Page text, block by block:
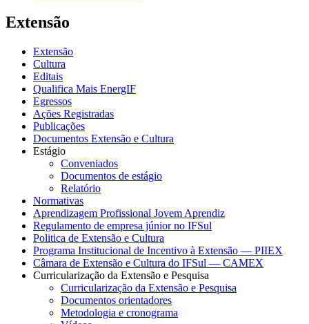
Extensão
Extensão
Cultura
Editais
Qualifica Mais EnergIF
Egressos
Ações Registradas
Publicações
Documentos Extensão e Cultura
Estágio
Conveniados
Documentos de estágio
Relatório
Normativas
Aprendizagem Profissional Jovem Aprendiz
Regulamento de empresa júnior no IFSul
Politica de Extensão e Cultura
Programa Institucional de Incentivo à Extensão — PIIEX
Câmara de Extensão e Cultura do IFSul — CAMEX
Curricularização da Extensão e Pesquisa
Curricularização da Extensão e Pesquisa
Documentos orientadores
Metodologia e cronograma